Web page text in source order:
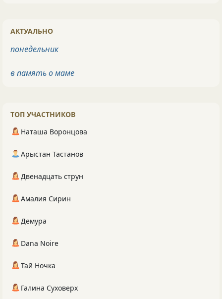
АКТУАЛЬНО
понедельник
в память о маме
ТОП УЧАСТНИКОВ
Наташа Воронцова
Арыстан Тастанов
Двенадцать струн
Амалия Сирин
Демура
Dana Noire
Тай Ночка
Галина Суховерх